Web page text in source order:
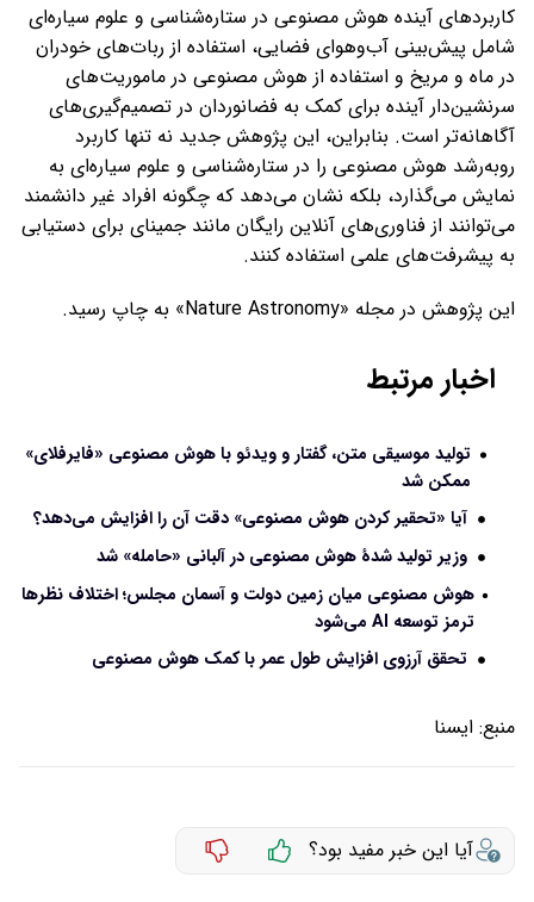
کاربردهای آینده هوش مصنوعی در ستاره‌شناسی و علوم سیاره‌ای
شامل پیش‌بینی آب‌وهوای فضایی، استفاده از ربات‌های خودران
در ماه و مریخ و استفاده از هوش مصنوعی در ماموریت‌های
سرنشین‌دار آینده برای کمک به فضانوردان در تصمیم‌گیری‌های
آگاهانه‌تر است. بنابراین، این پژوهش جدید نه تنها کاربرد
روبه‌رشد هوش مصنوعی را در ستاره‌شناسی و علوم سیاره‌ای به
نمایش می‌گذارد، بلکه نشان می‌دهد که چگونه افراد غیر دانشمند
می‌توانند از فناوری‌های آنلاین رایگان مانند جمینای برای دستیابی
به پیشرفت‌های علمی استفاده کنند.
این پژوهش در مجله «Nature Astronomy» به چاپ رسید.
اخبار مرتبط
تولید موسیقی متن، گفتار و ویدئو با هوش مصنوعی «فایرفلای»
ممکن شد
آیا «تحقیر کردن هوش مصنوعی» دقت آن را افزایش می‌دهد؟
وزیر تولید شدهٔ هوش مصنوعی در آلبانی «حامله» شد
هوش مصنوعی میان زمین دولت و آسمان مجلس؛ اختلاف نظرها
ترمز توسعه AI می‌شود
تحقق آرزوی افزایش طول عمر با کمک هوش مصنوعی
منبع: ايسنا
آیا این خبر مفید بود؟